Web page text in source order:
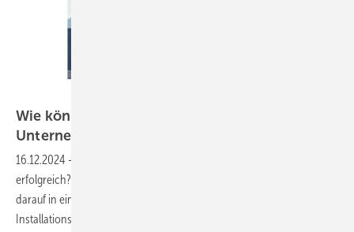
Wie können Solarhandwerker ihre
Unternehmensnachfolge erfolgreich
16.12.2024 -
erfolgreich? Die Experten des BSW Solar geben wertvolle Hinweise
darauf in einem Webinar zur Zukunftsgestaltung bei den
Installationsbetrieben am 14. November